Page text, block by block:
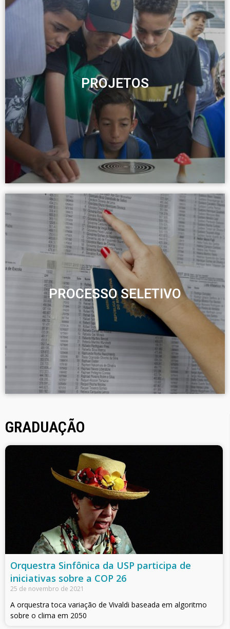
PROJETOS
PROCESSO SELETIVO
GRADUAÇÃO
Orquestra Sinfônica da USP participa de
iniciativas sobre a COP 26
25 de novembro de 2021
A orquestra toca variação de Vivaldi baseada em algoritmo
sobre o clima em 2050